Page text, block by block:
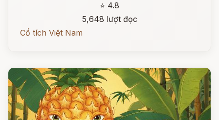
⭐ 4.8
5,648 lượt đọc
Cổ tích Việt Nam